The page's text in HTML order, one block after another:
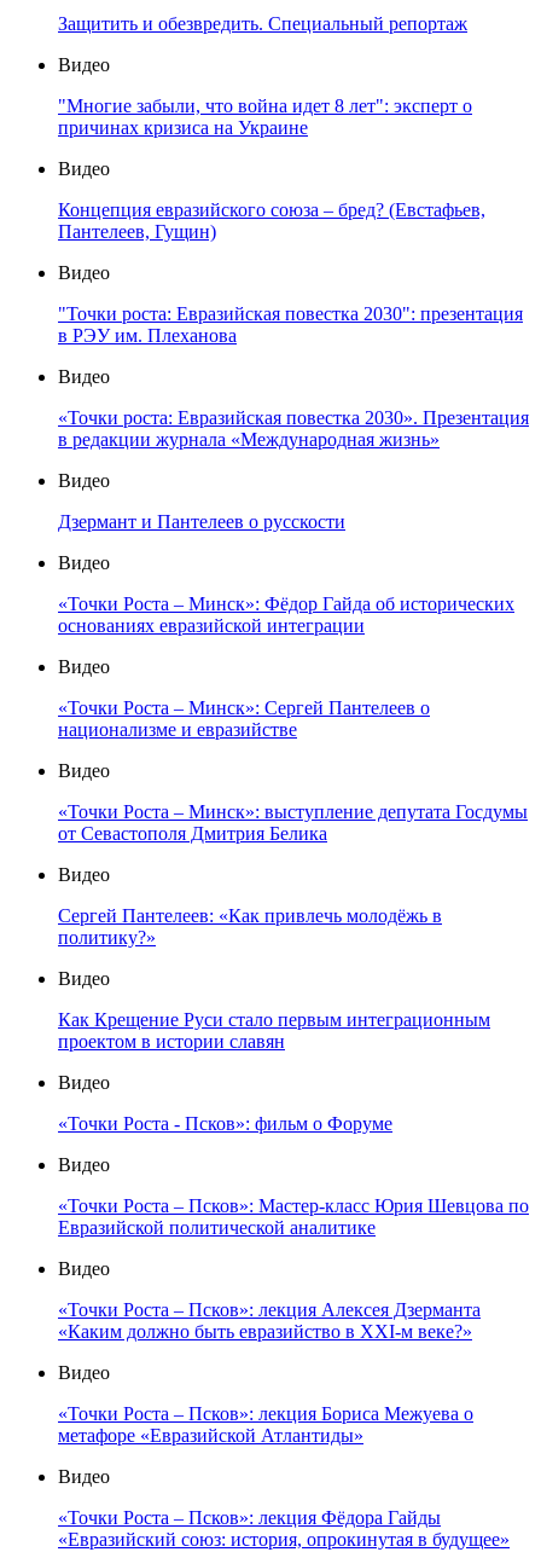
Защитить и обезвредить. Специальный репортаж
Видео
"Многие забыли, что война идет 8 лет": эксперт о
причинах кризиса на Украине
Видео
Концепция евразийского союза – бред? (Евстафьев,
Пантелеев, Гущин)
Видео
"Точки роста: Евразийская повестка 2030": презентация
в РЭУ им. Плеханова
Видео
«Точки роста: Евразийская повестка 2030». Презентация
в редакции журнала «Международная жизнь»
Видео
Дзермант и Пантелеев о русскости
Видео
«Точки Роста – Минск»: Фёдор Гайда об исторических
основаниях евразийской интеграции
Видео
«Точки Роста – Минск»: Сергей Пантелеев о
национализме и евразийстве
Видео
«Точки Роста – Минск»: выступление депутата Госдумы
от Севастополя Дмитрия Белика
Видео
Сергей Пантелеев: «Как привлечь молодёжь в
политику?»
Видео
Как Крещение Руси стало первым интеграционным
проектом в истории славян
Видео
«Точки Роста - Псков»: фильм о Форуме
Видео
«Точки Роста – Псков»: Мастер-класс Юрия Шевцова по
Евразийской политической аналитике
Видео
«Точки Роста – Псков»: лекция Алексея Дзерманта
«Каким должно быть евразийство в XXI-м веке?»
Видео
«Точки Роста – Псков»: лекция Бориса Межуева о
метафоре «Евразийской Атлантиды»
Видео
«Точки Роста – Псков»: лекция Фёдора Гайды
«Евразийский союз: история, опрокинутая в будущее»